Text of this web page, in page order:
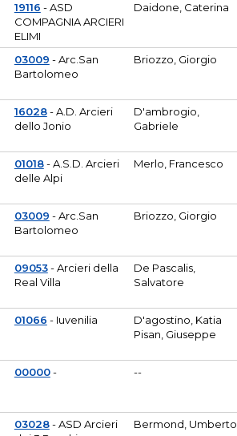
19116 - ASD
COMPAGNIA ARCIERI
ELIMI
Daidone, Caterina
03009 - Arc.San
Bartolomeo
Briozzo, Giorgio
16028- A.D. Arcieri
dello Jonio
D'ambrogio,
Gabriele
01018- A.S.D. Arcieri
delle Alpi
Merlo, Francesco
03009 - Arc.San
Bartolomeo
Briozzo, Giorgio
09053- Arcieri della
Real Villa
De Pascalis,
Salvatore
01066 - Iuvenilia
D'agostino, Katia
Pisan, Giuseppe
00000- --
03028- ASD Arcieri
Bermond, Umberto